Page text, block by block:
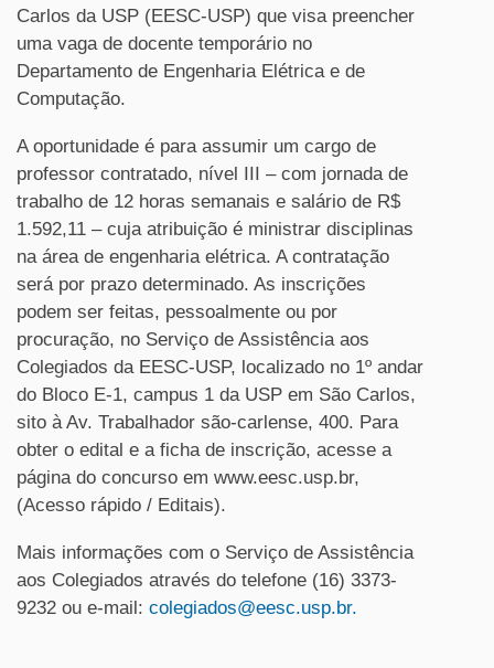
Carlos da USP (EESC-USP) que visa preencher
uma vaga de docente temporário no
Departamento de Engenharia Elétrica e de
Computação.
A oportunidade é para assumir um cargo de
professor contratado, nível III – com jornada de
trabalho de 12 horas semanais e salário de R$
1.592,11 – cuja atribuição é ministrar disciplinas
na área de engenharia elétrica. A contratação
será por prazo determinado. As inscrições
podem ser feitas, pessoalmente ou por
procuração, no Serviço de Assistência aos
Colegiados da EESC-USP, localizado no 1º andar
do Bloco E-1, campus 1 da USP em São Carlos,
sito à Av. Trabalhador são-carlense, 400. Para
obter o edital e a ficha de inscrição, acesse a
página do concurso em www.eesc.usp.br,
(Acesso rápido / Editais).
Mais informações com o Serviço de Assistência
aos Colegiados através do telefone (16) 3373-
9232 ou e-mail: colegiados@eesc.usp.br.